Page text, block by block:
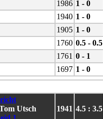
1986 1 - 0
1940 1 - 0
1905 1 - 0
1760 0.5 - 0.5
1761 0 - 1
1697 1 - 0
1941 4.5 : 3.5